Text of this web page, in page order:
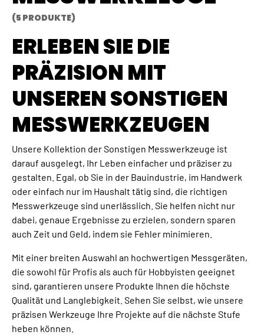
(5 PRODUKTE)
ERLEBEN SIE DIE
PRÄZISION MIT
UNSEREN SONSTIGEN
MESSWERKZEUGEN
Unsere Kollektion der Sonstigen Messwerkzeuge ist
darauf ausgelegt, Ihr Leben einfacher und präziser zu
gestalten. Egal, ob Sie in der Bauindustrie, im Handwerk
oder einfach nur im Haushalt tätig sind, die richtigen
Messwerkzeuge sind unerlässlich. Sie helfen nicht nur
dabei, genaue Ergebnisse zu erzielen, sondern sparen
auch Zeit und Geld, indem sie Fehler minimieren.
Mit einer breiten Auswahl an hochwertigen Messgeräten,
die sowohl für Profis als auch für Hobbyisten geeignet
sind, garantieren unsere Produkte Ihnen die höchste
Qualität und Langlebigkeit. Sehen Sie selbst, wie unsere
präzisen Werkzeuge Ihre Projekte auf die nächste Stufe
heben können.